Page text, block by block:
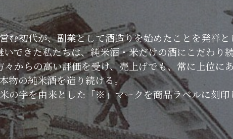
む初代が、副業として酒造りを始めたことを発祥
できた私たちは、純米酒・米だけの酒にこだわり続
からの高い評価を受け、売上げでも、常に上位にあ
物の純米酒を造り続ける。
の字を由来とした「※」マークを商品ラベルに刻印